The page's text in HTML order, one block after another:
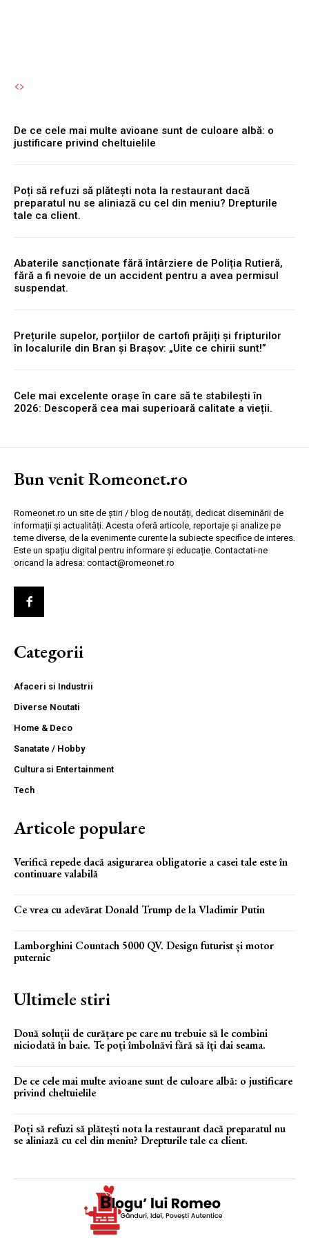
De ce cele mai multe avioane sunt de culoare albă: o
justificare privind cheltuielile
Poți să refuzi să plătești nota la restaurant dacă
preparatul nu se aliniază cu cel din meniu? Drepturile
tale ca client.
Abaterile sancționate fără întârziere de Poliția Rutieră,
fără a fi nevoie de un accident pentru a avea permisul
suspendat.
Prețurile supelor, porțiilor de cartofi prăjiți și fripturilor
în localurile din Bran și Brașov: „Uite ce chirii sunt!”
Cele mai excelente orașe în care să te stabilești în
2026: Descoperă cea mai superioară calitate a vieții.
Bun venit Romeonet.ro
Romeonet.ro un site de știri / blog de noutăți, dedicat diseminării de
informații și actualități. Acesta oferă articole, reportaje și analize pe
teme diverse, de la evenimente curente la subiecte specifice de interes.
Este un spațiu digital pentru informare și educație. Contactati-ne
oricand la adresa: contact@romeonet.ro
Categorii
Afaceri si Industrii
Diverse Noutati
Home & Deco
Sanatate / Hobby
Cultura si Entertainment
Tech
Articole populare
Verifică repede dacă asigurarea obligatorie a casei tale este în
continuare valabilă
Ce vrea cu adevărat Donald Trump de la Vladimir Putin
Lamborghini Countach 5000 QV. Design futurist și motor
puternic
Ultimele stiri
Două soluții de curățare pe care nu trebuie să le combini
niciodată în baie. Te poți îmbolnăvi fără să îți dai seama.
De ce cele mai multe avioane sunt de culoare albă: o justificare
privind cheltuielile
Poți să refuzi să plătești nota la restaurant dacă preparatul nu
se aliniază cu cel din meniu? Drepturile tale ca client.